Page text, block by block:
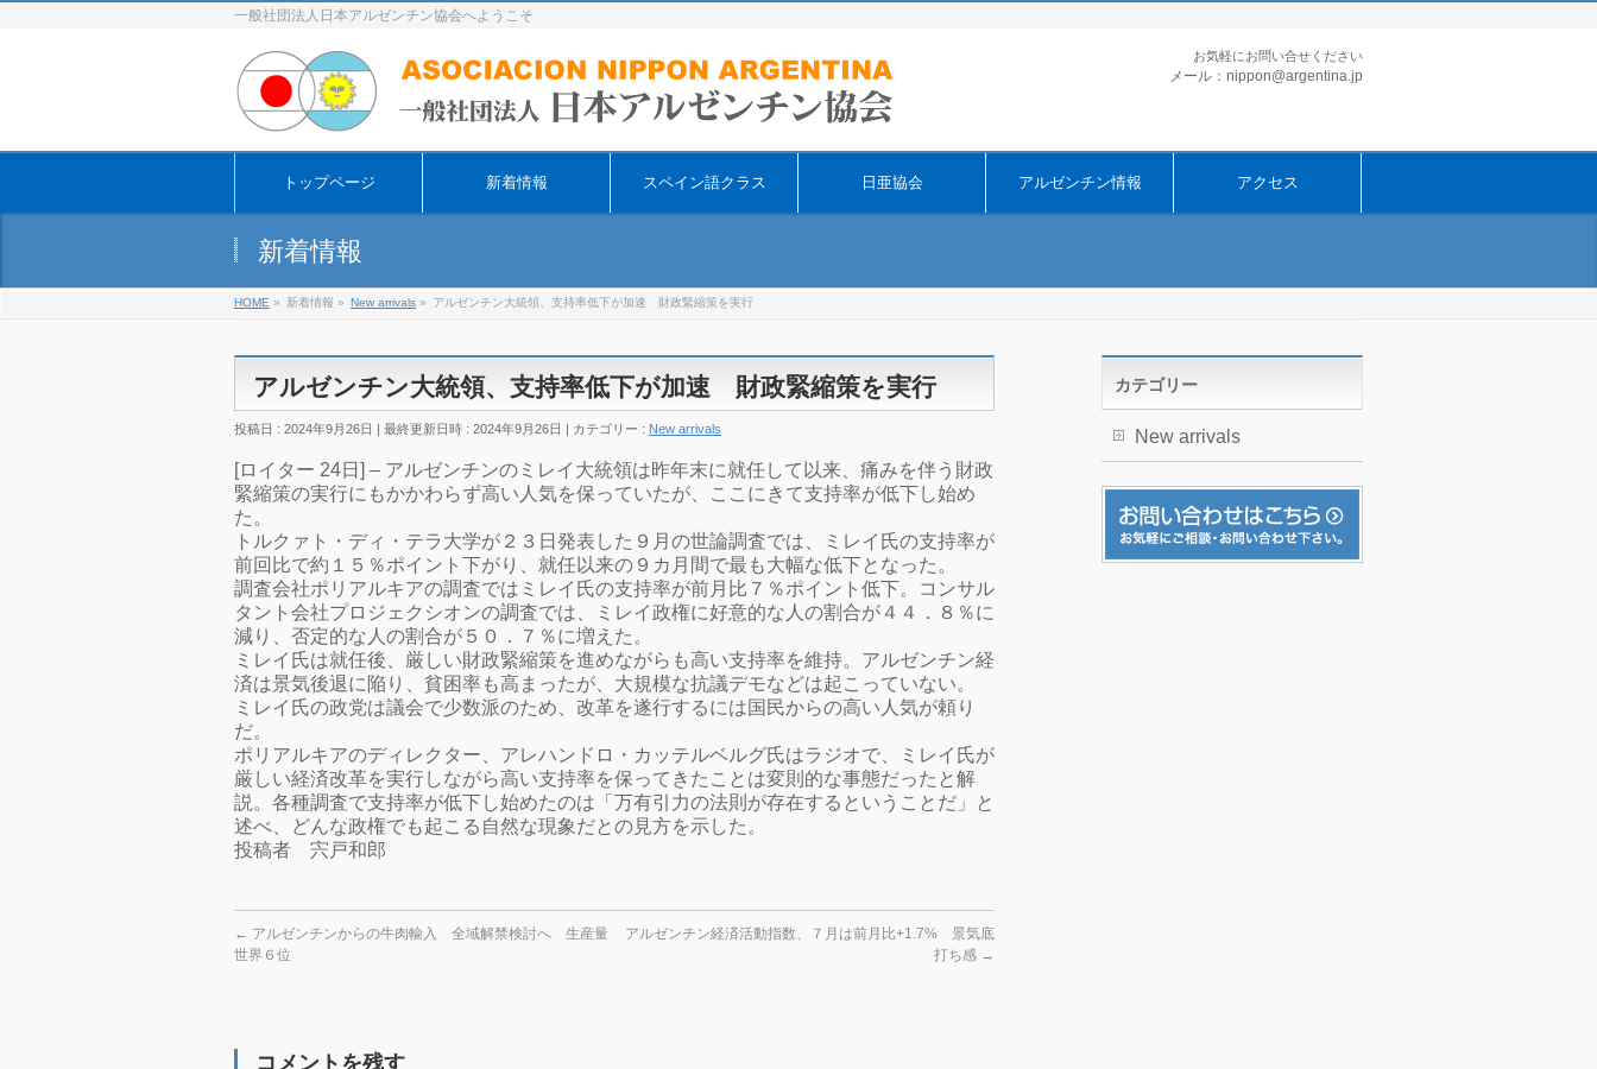
一般社団法人日本アルゼンチン協会へようこそ
お気軽にお問い合せください
メール：nippon@argentina.jp
トップページ 新着情報 スペイン語クラス 日亜協会 アルゼンチン情報 アクセス
新着情報
HOME » 新着情報 » New arrivals » アルゼンチン大統領、支持率低下が加速 財政緊縮策を実行
アルゼンチン大統領、支持率低下が加速 財政緊縮策を実行
投稿日 : 2024年9月26日 最終更新日時 : 2024年9月26日 カテゴリー : New arrivals
[ロイター 24日] – アルゼンチンのミレイ大統領は昨年末に就任して以来、痛みを伴う財政
緊縮策の実行にもかかわらず高い人気を保っていたが、ここにきて支持率が低下し始め
た。
トルクァト・ディ・テラ大学が２３日発表した９月の世論調査では、ミレイ氏の支持率が
前回比で約１５％ポイント下がり、就任以来の９カ月間で最も大幅な低下となった。
調査会社ポリアルキアの調査ではミレイ氏の支持率が前月比７％ポイント低下。コンサル
タント会社プロジェクシオンの調査では、ミレイ政権に好意的な人の割合が４４．８％に
減り、否定的な人の割合が５０．７％に増えた。
ミレイ氏は就任後、厳しい財政緊縮策を進めながらも高い支持率を維持。アルゼンチン経
済は景気後退に陥り、貧困率も高まったが、大規模な抗議デモなどは起こっていない。
ミレイ氏の政党は議会で少数派のため、改革を遂行するには国民からの高い人気が頼り
だ。
ポリアルキアのディレクター、アレハンドロ・カッテルベルグ氏はラジオで、ミレイ氏が
厳しい経済改革を実行しながら高い支持率を保ってきたことは変則的な事態だったと解
説。各種調査で支持率が低下し始めたのは「万有引力の法則が存在するということだ」と
述べ、どんな政権でも起こる自然な現象だとの見方を示した。
投稿者 宍戸和郎
← アルゼンチンからの牛肉輸入 全域解禁検討へ 生産量
世界６位
アルゼンチン経済活動指数、７月は前月比+1.7% 景気底
打ち感 →
コメントを残す
カテゴリー
New arrivals